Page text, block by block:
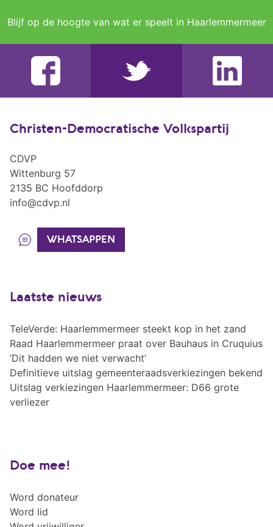
Blijf op de hoogte van wat er speelt in Haarlemmermeer
Christen-Democratische Volkspartij
CDVP
Wittenburg 57
2135 BC Hoofddorp
info@cdvp.nl
WHATSAPPEN
Laatste nieuws
TeleVerde: Haarlemmermeer steekt kop in het zand
Raad Haarlemmermeer praat over Bauhaus in Cruquius
’Dit hadden we niet verwacht’
Definitieve uitslag gemeenteraadsverkiezingen bekend
Uitslag verkiezingen Haarlemmermeer: D66 grote
verliezer
Doe mee!
Word donateur
Word lid